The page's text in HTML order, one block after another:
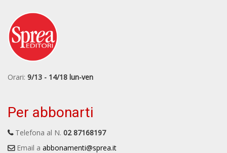
Orari: 9/13 - 14/18 lun-ven
Per abbonarti
Telefona al N. 02 87168197
Email a abbonamenti@sprea.it